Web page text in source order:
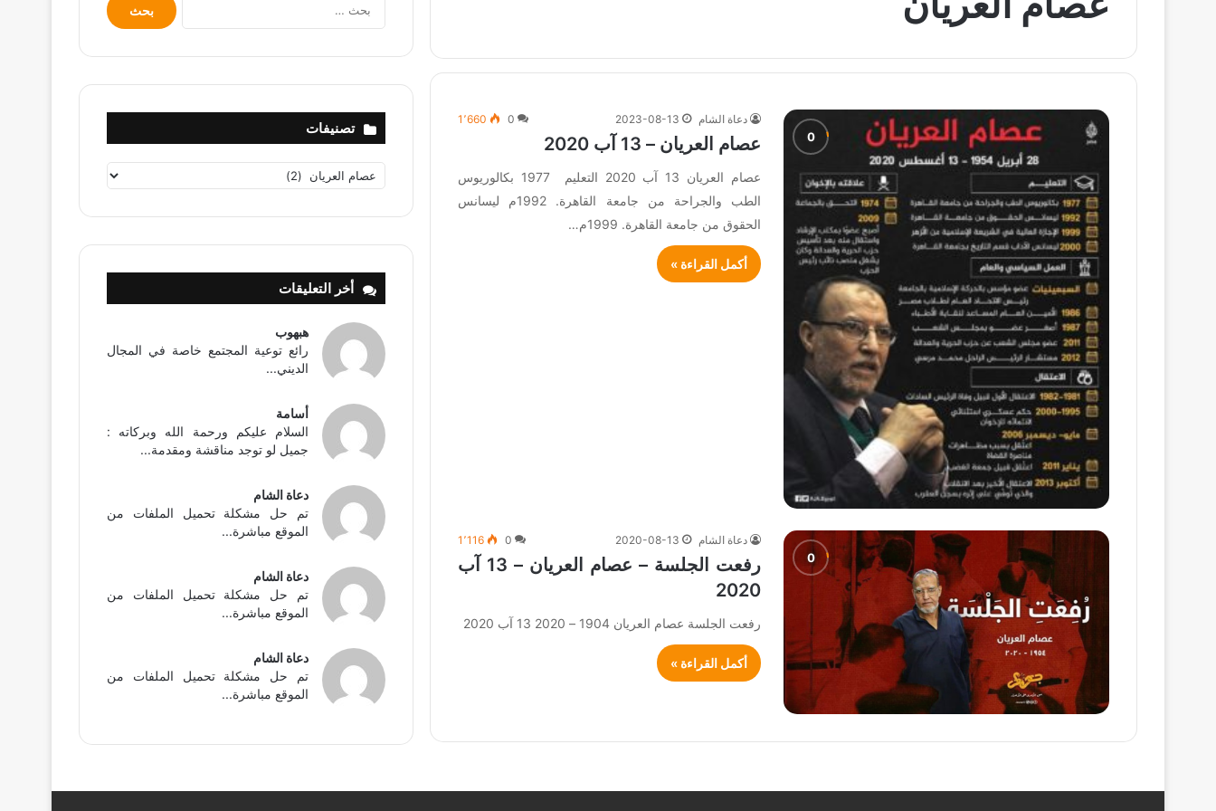
دعاة الشام 2023-08-13
0 1٬660
عصام العريان – 13 آب 2020
عصام العريان 13 آب 2020 التعليم 1977 بكالوريوس
الطب والجراحة من جامعة القاهرة. 1992م ليسانس
الحقوق من جامعة القاهرة. 1999م…
أكمل القراءة »
دعاة الشام 2020-08-13
0 1٬116
رفعت الجلسة – عصام العريان – 13 آب
2020
رفعت الجلسة عصام العريان 1904 – 2020 13 آب 2020
أكمل القراءة »
عن:
تصنيفات
تصنيفات
أخر التعليقات
هبهوب
رائع توعية المجتمع خاصة في المجال
الديني...
أسامة
السلام عليكم ورحمة الله وبركاته :
جميل لو توجد مناقشة ومقدمة...
دعاة الشام
تم حل مشكلة تحميل الملفات من
الموقع مباشرة...
دعاة الشام
تم حل مشكلة تحميل الملفات من
الموقع مباشرة...
دعاة الشام
تم حل مشكلة تحميل الملفات من
الموقع مباشرة...